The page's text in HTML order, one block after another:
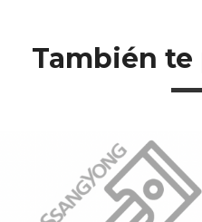
También